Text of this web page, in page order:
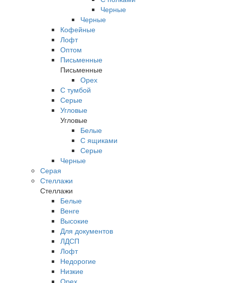
Черные
Черные
Кофейные
Лофт
Оптом
Письменные
Письменные
Орех
С тумбой
Серые
Угловые
Угловые
Белые
С ящиками
Серые
Черные
Серая
Стеллажи
Стеллажи
Белые
Венге
Высокие
Для документов
ЛДСП
Лофт
Недорогие
Низкие